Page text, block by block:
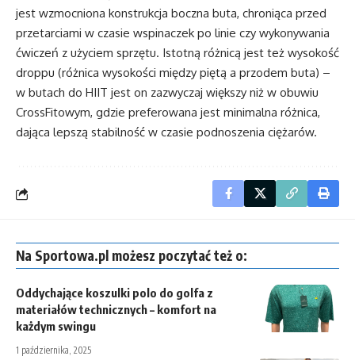
jest wzmocniona konstrukcja boczna buta, chroniąca przed
przetarciami w czasie wspinaczek po linie czy wykonywania
ćwiczeń z użyciem sprzętu. Istotną różnicą jest też wysokość
droppu (różnica wysokości między piętą a przodem buta) –
w butach do HIIT jest on zazwyczaj większy niż w obuwiu
CrossFitowym, gdzie preferowana jest minimalna różnica,
dająca lepszą stabilność w czasie podnoszenia ciężarów.
Na Sportowa.pl możesz poczytać też o:
Oddychające koszulki polo do golfa z
materiałów technicznych – komfort na
każdym swingu
1 października, 2025